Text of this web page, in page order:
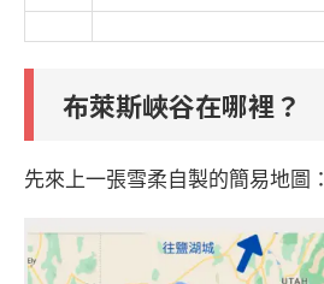
布萊斯峽谷在哪裡？
先來上一張雪柔自製的簡易地圖：